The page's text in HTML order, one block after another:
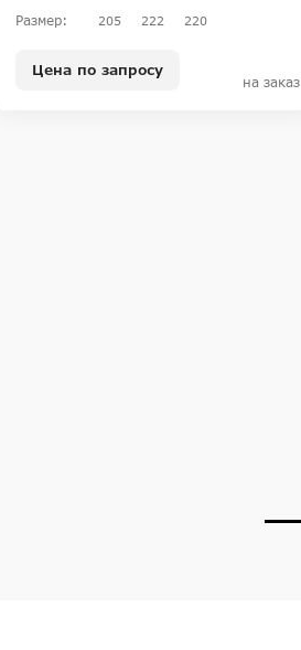
Размер: 205 222 220
Цена по запросу
на заказ